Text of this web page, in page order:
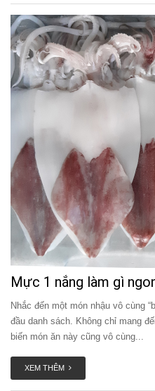
Mực 1 nắng làm gì
Nhắc đến một món nhậu vô cùng
đầu danh sách. Không chỉ mang
biến món ăn này cũng vô cùng...
XEM THÊM